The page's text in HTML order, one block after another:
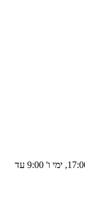
בימים א'- ה' בין השעות 9:00 עד 17:00, ימי ו' 9:00 עד